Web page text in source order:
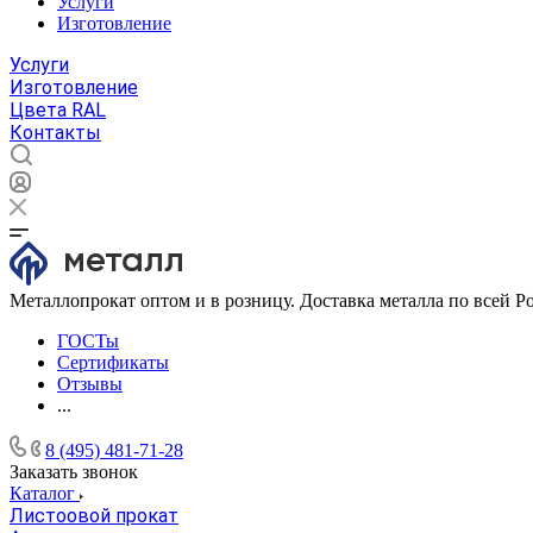
Изготовление
Услуги
Изготовление
Цвета RAL
Контакты
Металлопрокат оптом и в розницу. Доставка металла по всей
ГОСТы
Сертификаты
Отзывы
...
8 (495) 481-71-28
Заказать звонок
Каталог
Листоовой прокат